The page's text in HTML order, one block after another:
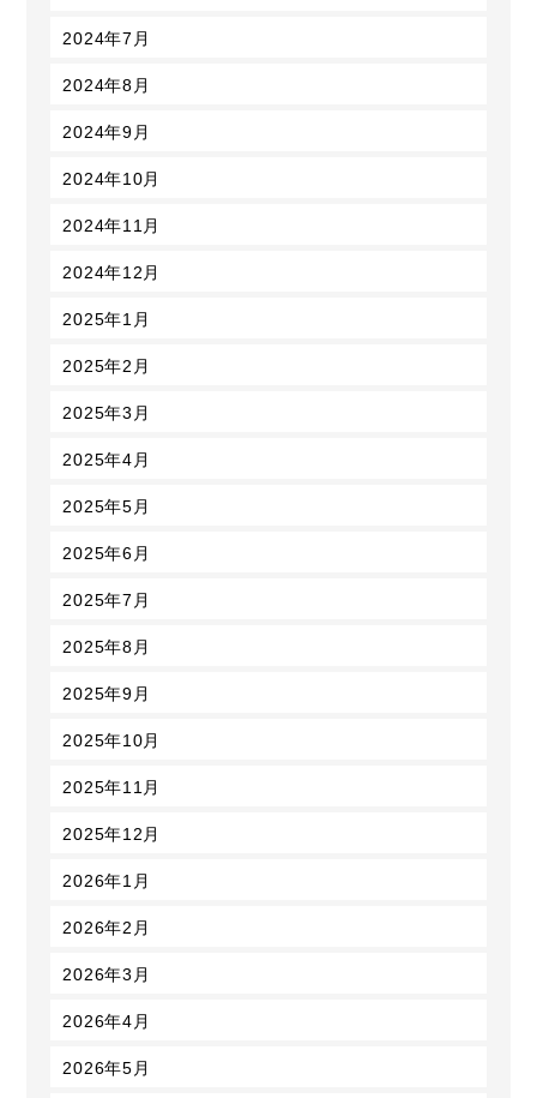
2024年7月
2024年8月
2024年9月
2024年10月
2024年11月
2024年12月
2025年1月
2025年2月
2025年3月
2025年4月
2025年5月
2025年6月
2025年7月
2025年8月
2025年9月
2025年10月
2025年11月
2025年12月
2026年1月
2026年2月
2026年3月
2026年4月
2026年5月